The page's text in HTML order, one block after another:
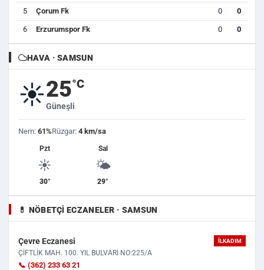
5 Çorum Fk 0 0
6 Erzurumspor Fk 0 0
HAVA · SAMSUN
☀️25°C
Güneşli
Nem: 61%Rüzgar: 4 km/sa
Pzt
☀️
30°
Sal
🌤️
29°
💊 NÖBETÇI ECZANELER · SAMSUN
Çevre Eczanesi İLKADIM
ÇİFTLİK MAH. 100. YIL BULVARI NO:225/A
📞 (362) 233 63 21